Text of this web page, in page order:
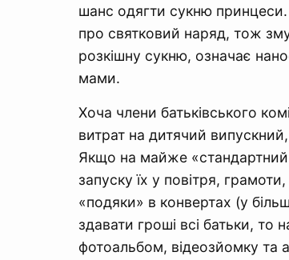
шанс одягти сукню
про святковий наряд, тож
розкішну сукню, означає
мами.
Хоча члени батьківського
витрат на дитячий
Якщо на майже
запуску їх у повітря,
«подяки» в конвертах (у
здавати гроші всі батьки, то
фотоальбом, відеозйомку та